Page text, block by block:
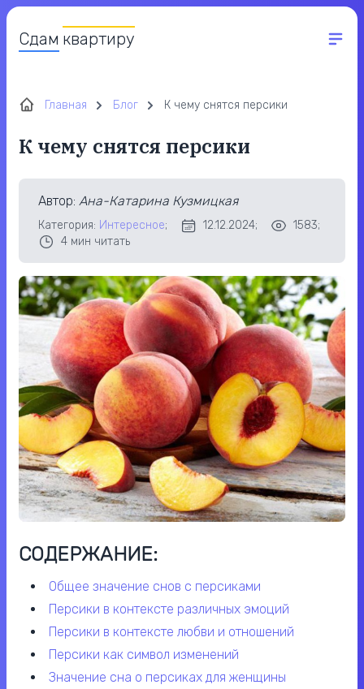
Сдам квартиру
Главная Блог К чему снятся персики
К чему снятся персики
Автор: Ана-Катарина Кузмицкая
Категория: Интересное; 12.12.2024;
1583;
4 мин читать
СОДЕРЖАНИЕ:
общее значение снов с персиками
персики в контексте различных эмоций
персики в контексте любви и отношений
персики как символ изменений
значение сна о персиках для женщины